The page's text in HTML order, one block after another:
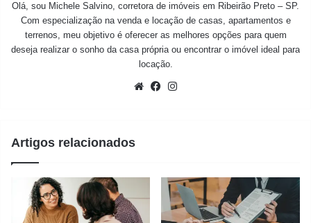
Olá, sou Michele Salvino, corretora de imóveis em Ribeirão Preto – SP.
Com especialização na venda e locação de casas, apartamentos e
terrenos, meu objetivo é oferecer as melhores opções para quem
deseja realizar o sonho da casa própria ou encontrar o imóvel ideal para
locação.
WebsiteFacebook
Artigos relacionados